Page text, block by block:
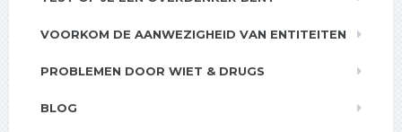
VOORKOM DE AANWEZIGHEID VAN ENTITEITEN
PROBLEMEN DOOR WIET & DRUGS
BLOG